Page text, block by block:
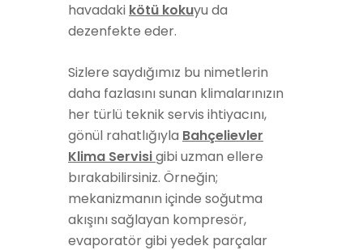
havadaki kötü kokuyu da
dezenfekte eder.
Sizlere saydığımız bu nimetlerin
daha fazlasını sunan klimalarınızın
her türlü teknik servis ihtiyacını,
gönül rahatlığıyla Bahçelievler
Klima Servisigibi uzman ellere
bırakabilirsiniz. Örneğin;
mekanizmanın içinde soğutma
akışını sağlayan kompresör,
evaporatör gibi yedek parçalar